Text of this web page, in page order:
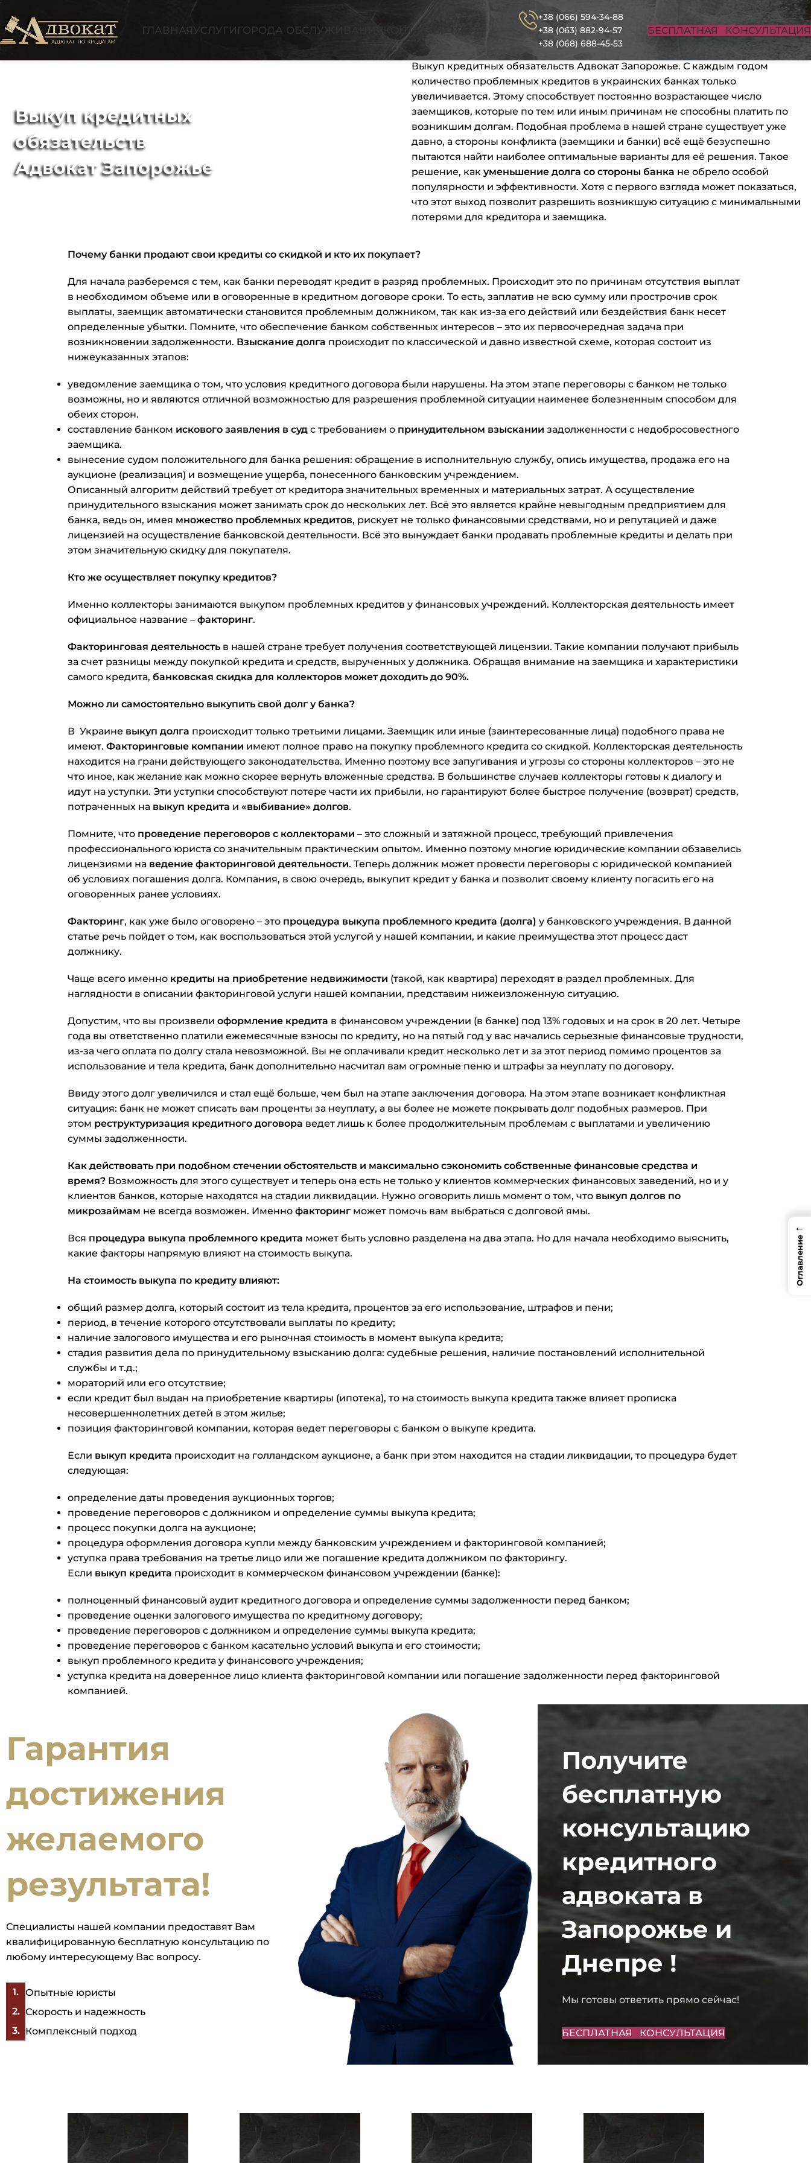
ГЛАВНАЯУСЛУГИ ГОРОДА ОБСЛУЖИВАНИЯ КОНТАКТЫ
+38 (066) 594-34-88
+38 (063) 882-94-57
+38 (068) 688-45-53
БЕСПЛАТНАЯ КОНСУЛЬТАЦИЯ
Выкуп кредитных
обязательств
Адвокат Запорожье
Выкуп кредитных обязательств Адвокат Запорожье. С каждым годом
количество проблемных кредитов в украинских банках только
увеличивается. Этому способствует постоянно возрастающее число
заемщиков, которые по тем или иным причинам не способны платить по
возникшим долгам. Подобная проблема в нашей стране существует уже
давно, а стороны конфликта (заемщики и банки) всё ещё безуспешно
пытаются найти наиболее оптимальные варианты для её решения. Такое
решение, как уменьшение долга со стороны банка не обрело особой
популярности и эффективности. Хотя с первого взгляда может показаться,
что этот выход позволит разрешить возникшую ситуацию с минимальными
потерями для кредитора и заемщика.
Почему банки продают свои кредиты со скидкой и кто их покупает?
Для начала разберемся с тем, как банки переводят кредит в разряд проблемных. Происходит это по причинам отсутствия выплат
в необходимом объеме или в оговоренные в кредитном договоре сроки. То есть, заплатив не всю сумму или прострочив срок
выплаты, заемщик автоматически становится проблемным должником, так как из-за его действий или бездействия банк несет
определенные убытки. Помните, что обеспечение банком собственных интересов – это их первоочередная задача при
возникновении задолженности. Взыскание долга происходит по классической и давно известной схеме, которая состоит из
нижеуказанных этапов:
уведомление заемщика о том, что условия кредитного договора были нарушены. На этом этапе переговоры с банком не только
возможны, но и являются отличной возможностью для разрешения проблемной ситуации наименее болезненным способом для
обеих сторон.
составление банком искового заявления в суд с требованием о принудительном взыскании задолженности с недобросовестного
заемщика.
вынесение судом положительного для банка решения: обращение в исполнительную службу, опись имущества, продажа его на
аукционе (реализация) и возмещение ущерба, понесенного банковским учреждением.
Описанный алгоритм действий требует от кредитора значительных временных и материальных затрат. А осуществление
принудительного взыскания может занимать срок до нескольких лет. Всё это является крайне невыгодным предприятием для
банка, ведь он, имея множество проблемных кредитов, рискует не только финансовыми средствами, но и репутацией и даже
лицензией на осуществление банковской деятельности. Всё это вынуждает банки продавать проблемные кредиты и делать при
этом значительную скидку для покупателя.
Кто же осуществляет покупку кредитов?
Именно коллекторы занимаются выкупом проблемных кредитов у финансовых учреждений. Коллекторская деятельность имеет
официальное название – факторинг.
Факторинговая деятельность в нашей стране требует получения соответствующей лицензии. Такие компании получают прибыль
за счет разницы между покупкой кредита и средств, вырученных у должника. Обращая внимание на заемщика и характеристики
самого кредита, банковская скидка для коллекторов может доходить до 90%.
Можно ли самостоятельно выкупить свой долг у банка?
В Украине выкуп долга происходит только третьими лицами. Заемщик или иные (заинтересованные лица) подобного права не
имеют. Факторинговые компании имеют полное право на покупку проблемного кредита со скидкой. Коллекторская деятельность
находится на грани действующего законодательства. Именно поэтому все запугивания и угрозы со стороны коллекторов – это не
что иное, как желание как можно скорее вернуть вложенные средства. В большинстве случаев коллекторы готовы к диалогу и
идут на уступки. Эти уступки способствуют потере части их прибыли, но гарантируют более быстрое получение (возврат) средств,
потраченных на выкуп кредита и «выбивание» долгов.
Помните, что проведение переговоров с коллекторами – это сложный и затяжной процесс, требующий привлечения
профессионального юриста со значительным практическим опытом. Именно поэтому многие юридические компании обзавелись
лицензиями на ведение факторинговой деятельности. Теперь должник может провести переговоры с юридической компанией
об условиях погашения долга. Компания, в свою очередь, выкупит кредит у банка и позволит своему клиенту погасить его на
оговоренных ранее условиях.
Факторинг, как уже было оговорено – это процедура выкупа проблемного кредита (долга) у банковского учреждения. В данной
статье речь пойдет о том, как воспользоваться этой услугой у нашей компании, и какие преимущества этот процесс даст
должнику.
Чаще всего именно кредиты на приобретение недвижимости (такой, как квартира) переходят в раздел проблемных. Для
наглядности в описании факторинговой услуги нашей компании, представим нижеизложенную ситуацию.
Допустим, что вы произвели оформление кредита в финансовом учреждении (в банке) под 13% годовых и на срок в 20 лет. Четыре
года вы ответственно платили ежемесячные взносы по кредиту, но на пятый год у вас начались серьезные финансовые трудности,
из-за чего оплата по долгу стала невозможной. Вы не оплачивали кредит несколько лет и за этот период помимо процентов за
использование и тела кредита, банк дополнительно насчитал вам огромные пеню и штрафы за неуплату по договору.
Ввиду этого долг увеличился и стал ещё больше, чем был на этапе заключения договора. На этом этапе возникает конфликтная
ситуация: банк не может списать вам проценты за неуплату, а вы более не можете покрывать долг подобных размеров. При
этом реструктуризация кредитного договора ведет лишь к более продолжительным проблемам с выплатами и увеличению
суммы задолженности.
Как действовать при подобном стечении обстоятельств и максимально сэкономить собственные финансовые средства и
время? Возможность для этого существует и теперь она есть не только у клиентов коммерческих финансовых заведений, но и у
клиентов банков, которые находятся на стадии ликвидации. Нужно оговорить лишь момент о том, что выкуп долгов по
микрозаймам не всегда возможен. Именно факторинг может помочь вам выбраться с долговой ямы.
Вся процедура выкупа проблемного кредита может быть условно разделена на два этапа. Но для начала необходимо выяснить,
какие факторы напрямую влияют на стоимость выкупа.
На стоимость выкупа по кредиту влияют:
общий размер долга, который состоит из тела кредита, процентов за его использование, штрафов и пени;
период, в течение которого отсутствовали выплаты по кредиту;
наличие залогового имущества и его рыночная стоимость в момент выкупа кредита;
стадия развития дела по принудительному взысканию долга: судебные решения, наличие постановлений исполнительной
службы и т.д.;
мораторий или его отсутствие;
если кредит был выдан на приобретение квартиры (ипотека), то на стоимость выкупа кредита также влияет прописка
несовершеннолетних детей в этом жилье;
позиция факторинговой компании, которая ведет переговоры с банком о выкупе кредита.
Если выкуп кредита происходит на голландском аукционе, а банк при этом находится на стадии ликвидации, то процедура будет
следующая:
определение даты проведения аукционных торгов;
проведение переговоров с должником и определение суммы выкупа кредита;
процесс покупки долга на аукционе;
процедура оформления договора купли между банковским учреждением и факторинговой компанией;
уступка права требования на третье лицо или же погашение кредита должником по факторингу.
Если выкуп кредита происходит в коммерческом финансовом учреждении (банке):
полноценный финансовый аудит кредитного договора и определение суммы задолженности перед банком;
проведение оценки залогового имущества по кредитному договору;
проведение переговоров с должником и определение суммы выкупа кредита;
проведение переговоров с банком касательно условий выкупа и его стоимости;
выкуп проблемного кредита у финансового учреждения;
уступка кредита на доверенное лицо клиента факторинговой компании или погашение задолженности перед факторинговой
компанией.
Гарантия
достижения
желаемого
результата!
Специалисты нашей компании предоставят Вам
квалифицированную бесплатную консультацию по
любому интересующему Вас вопросу.
Опытные юристы
Скорость и надежность
Комплексный подход
Получите
бесплатную
консультацию
кредитного
адвоката в
Запорожье и
Днепре !
Мы готовы ответить прямо сейчас!
БЕСПЛАТНАЯ КОНСУЛЬТАЦИЯ
←
Оглавление